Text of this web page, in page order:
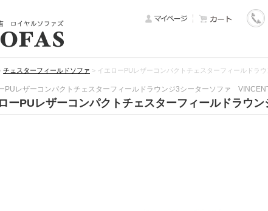
チェスターフィールドソファ > イエローPUレザーコンパクトチェスターフィールドラ
PUレザーコンパクトチェスターフィールドラウンジ3シーターソファ
ーPUレザーコンパクトチェスターフィールドラウ